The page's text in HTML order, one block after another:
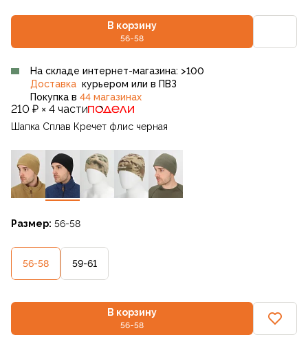
В корзину
56-58
На складе интернет-магазина: >100
Доставка курьером или в ПВЗ
Покупка в 44 магазинах
210 ₽ × 4 части
Шапка Сплав Кречет флис черная
Размер: 56-58
56-58 59-61
В корзину
56-58